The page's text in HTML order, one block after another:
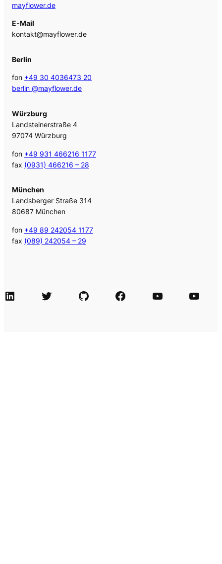
mayflower.de
E-Mail
kontakt@mayflower.de
Berlin
fon +49 30 4036473 20
berlin @mayflower.de
Würzburg
Landsteinerstraße 4
97074 Würzburg
fon +49 931 466216 1177
fax (0931) 466216 – 28
München
Landsberger Straße 314
80687 München
fon +49 89 242054 1177
fax (089) 242054 – 29
LinkedIn Twitter GitHub Facebook Agile Videos Tech-Videos